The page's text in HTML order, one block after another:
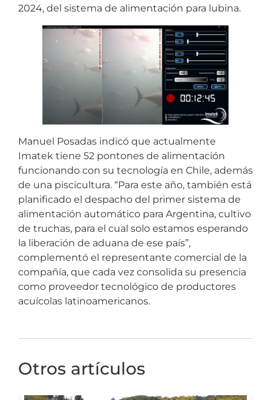
2024, del sistema de alimentación para lubina.
Manuel Posadas indicó que actualmente
Imatek tiene 52 pontones de alimentación
funcionando con su tecnología en Chile, además
de una piscicultura. “Para este año, también está
planificado el despacho del primer sistema de
alimentación automático para Argentina, cultivo
de truchas, para el cual solo estamos esperando
la liberación de aduana de ese país”,
complementó el representante comercial de la
compañía, que cada vez consolida su presencia
como proveedor tecnológico de productores
acuícolas latinoamericanos.
Otros artículos